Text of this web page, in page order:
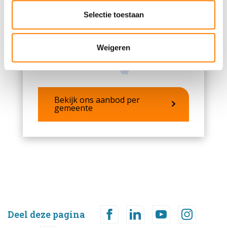
partners kunnen deze gegevens combineren met andere
verzameld op basis van uw gebruik van hun services.
Selectie toestaan
Weigeren
Bekijk ons aanbod per
gemeente
Deel deze pagina